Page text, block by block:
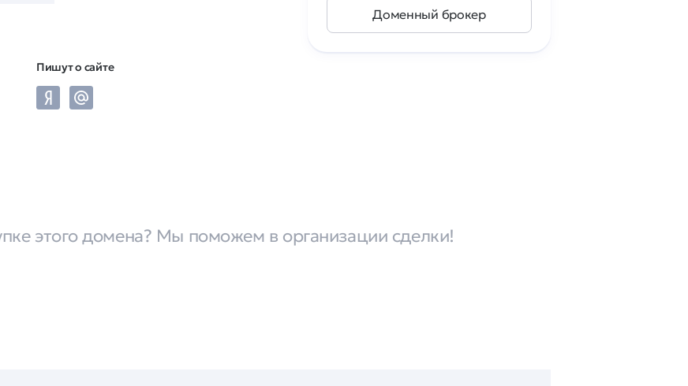
Пишут о сайте
Доменный брокер
этого домена? Мы поможем в организации сделки!